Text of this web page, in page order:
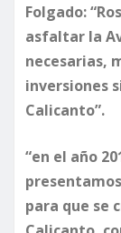
Folgado:
asfaltar la
necesarias,
inversiones
Calicanto”.
“en el año
para que se